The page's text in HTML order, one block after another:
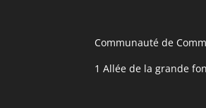
Communauté de
1 Allée de la grande